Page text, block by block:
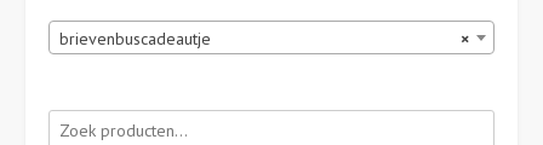
×
brievenbuscadeautje
Zoeken